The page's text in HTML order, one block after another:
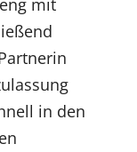
in den